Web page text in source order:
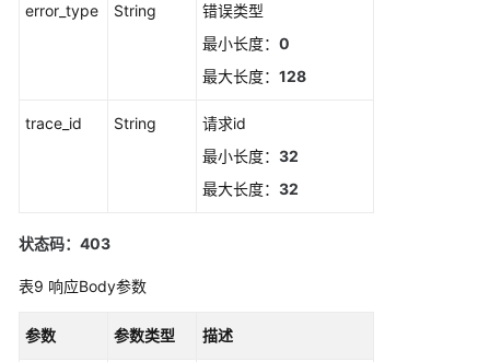
告
报
件
error_type String
错误类型
最小长度： 0
最大长度： 128
trace_id String
请求id
最小长度： 32
最大长度： 32
状态码：403
表9 响应Body参数
参数 参数类型 描述